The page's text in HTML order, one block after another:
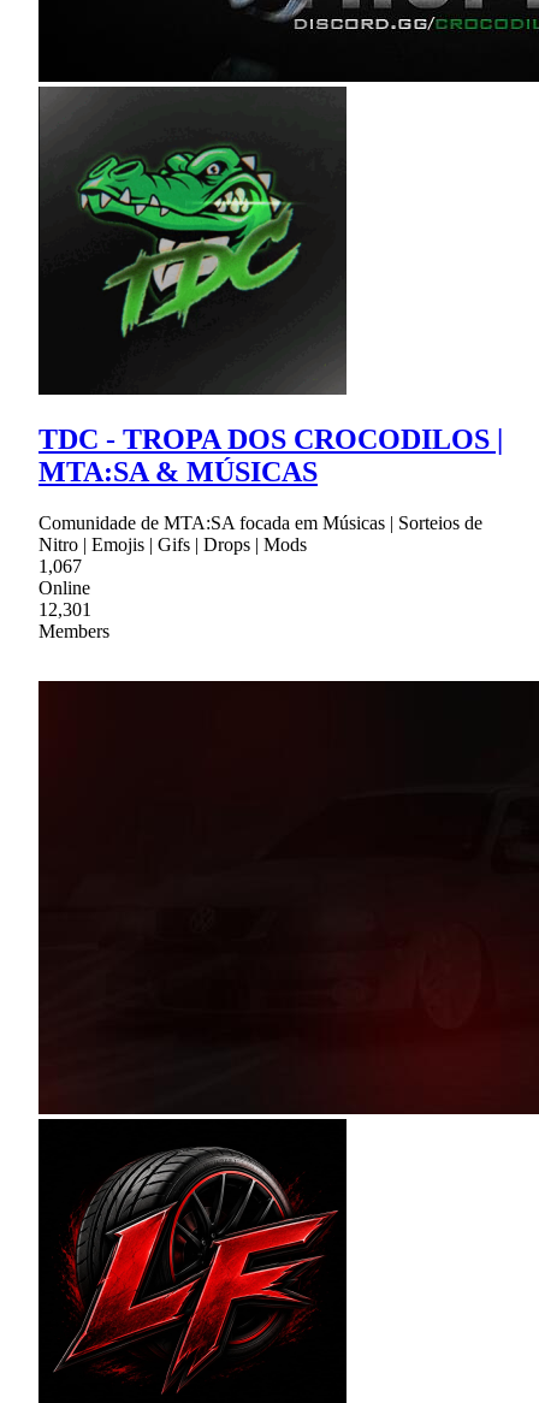
TDC - TROPA DOS CROCODILOS |
MTA:SA & MÚSICAS
Comunidade de MTA:SA focada em Músicas | Sorteios de
Nitro | Emojis | Gifs | Drops | Mods
1,067
Online
12,301
Members